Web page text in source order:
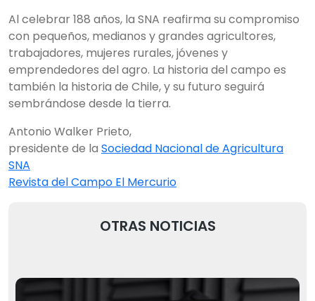
Al celebrar 188 años, la SNA reafirma su compromiso
con pequeños, medianos y grandes agricultores,
trabajadores, mujeres rurales, jóvenes y
emprendedores del agro. La historia del campo es
también la historia de Chile, y su futuro seguirá
sembrándose desde la tierra.
Antonio Walker Prieto,
presidente de la Sociedad Nacional de Agricultura
SNA
Revista del Campo El Mercurio
OTRAS NOTICIAS